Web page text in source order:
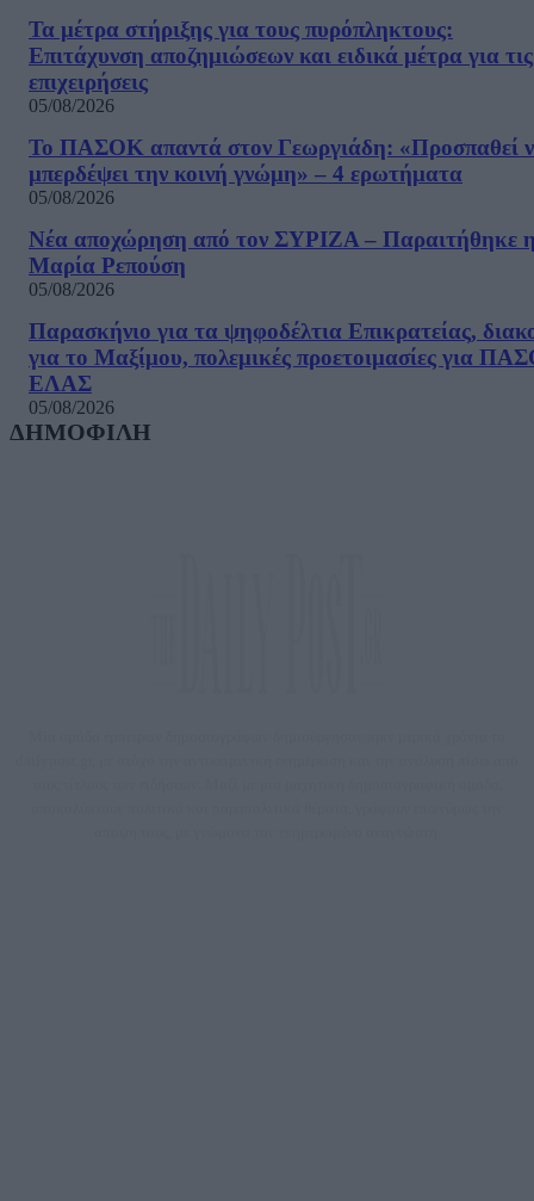
Τα μέτρα στήριξης για τους πυρόπληκτους:
Επιτάχυνση αποζημιώσεων και ειδικά μέτρα για τις
επιχειρήσεις
05/08/2026
Το ΠΑΣΟΚ απαντά στον Γεωργιάδη: «Προσπαθεί
μπερδέψει την κοινή γνώμη» – 4 ερωτήματα
05/08/2026
Νέα αποχώρηση από τον ΣΥΡΙΖΑ – Παραιτήθηκε
Μαρία Ρεπούση
05/08/2026
Παρασκήνιο για τα ψηφοδέλτια Επικρατείας,
για το Μαξίμου, πολεμικές προετοιμασίες για
ΕΛΑΣ
05/08/2026
ΔΗΜΟΦΙΛΗ